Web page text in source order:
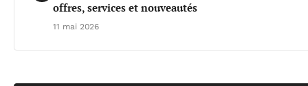
offres, services et nouveautés
11 mai 2026